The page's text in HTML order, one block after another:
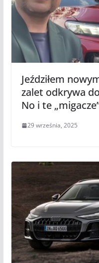
Jeździłem
zalet odkrywa
No i te
29 września, 2025